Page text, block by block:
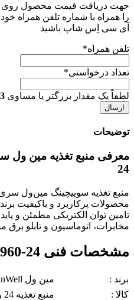
جهت دریافت قیمت محصول روی
را همراه با شماره تلفن همراه
آی سی اِس شاپ باشید
تلفن همراه*
تعداد درخواستی*
لطفاً یک مقدار بزرگتر یا مساوی 3
توضیحات
24
تامین توان الکتریکی مطمئن و
مخابرات، اتوماسیون و تابلو برق
مشخصات فنی SDR-960-24 :
برند :
مین ول MeanWell
کالا :
منبع تغذیه 24 ولت 40 آمپر